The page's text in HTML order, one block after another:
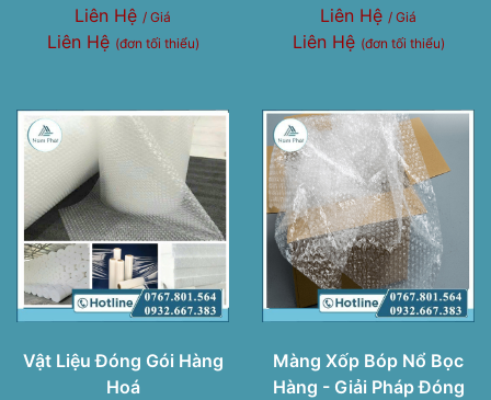
Liên Hệ / Giá
Liên Hệ (đơn tối thiểu)
Liên Hệ / Giá
Liên Hệ (đơn tối thiểu)
Vật Liệu Đóng Gói Hàng
Hoá
Màng Xốp Bóp Nổ Bọc
Hàng - Giải Pháp Đóng